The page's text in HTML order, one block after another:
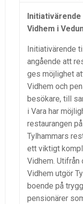
Vidhem i
Initiativärende
angående att
ges möjlighet
Vidhem och
besökare, till
i Vara har
restaurangen
Tylhammars
ett viktigt
Vidhem.
Vidhem utgör
boende på
pensionärer